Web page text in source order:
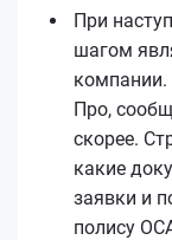
При
шагом
компании.
Про,
скорее.
какие
заявки и
полису